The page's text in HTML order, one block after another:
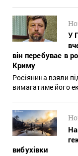
У
він перебуває в
Криму
Росіянина взяли
вимагатиме його
вибухівки